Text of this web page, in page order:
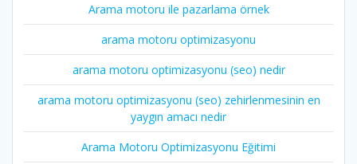
Arama motoru ile pazarlama örnek
arama motoru optimizasyonu
arama motoru optimizasyonu (seo) nedir
arama motoru optimizasyonu (seo) zehirlenmesinin en
yaygın amacı nedir
Arama Motoru Optimizasyonu Eğitimi